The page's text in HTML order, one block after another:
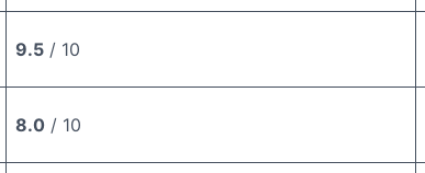
9.5 / 10
8.0 / 10